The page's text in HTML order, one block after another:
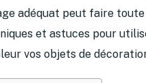
adéquat peut faire
et astuces pour
vos objets de